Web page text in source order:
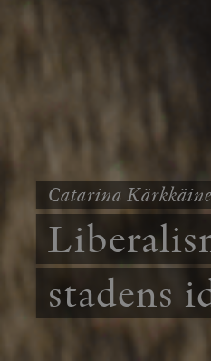
Catarina
stadens